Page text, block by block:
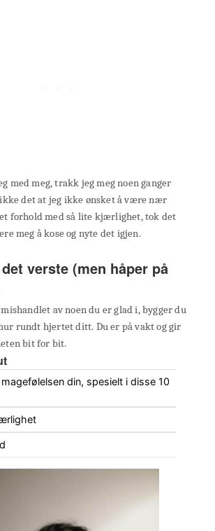
med meg, trakk jeg meg noen ganger
det at jeg ikke ønsket å være nær
forhold med så lite kjærlighet, tok det
meg å kose og nyte det igjen.
verste (men håper på
av noen du er glad i, bygger du
rundt hjertet ditt. Du er på vakt og gir
bit for bit.
din, spesielt i disse 10